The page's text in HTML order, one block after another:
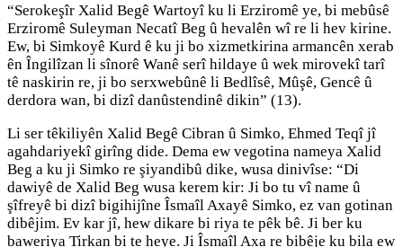
“Serokeşîr Xalid Begê Wartoyî ku li Erziromê ye, bi mebûsê
Erziromê Suleyman Necatî Beg û hevalên wî re li hev kirine.
Ew, bi Simkoyê Kurd ê ku ji bo xizmetkirina armancên xerab
ên Îngilîzan li sînorê Wanê serî hildaye û wek mirovekî tarî
tê naskirin re, ji bo serxwebûnê li Bedlîsê, Mûşê, Gencê û
derdora wan, bi dizî danûstendinê dikin” (13).
Li ser têkiliyên Xalid Begê Cibran û Simko, Ehmed Teqî jî
agahdariyekî girîng dide. Dema ew vegotina nameya Xalid
Beg a ku ji Simko re şiyandibû dike, wusa dinivîse: “Di
dawiyê de Xalid Beg wusa kerem kir: Ji bo tu vî name û
şîfreyê bi dizî bigihijîne Îsmaîl Axayê Simko, ez van gotinan
dibêjim. Ev kar jî, hew dikare bi riya te pêk bê. Ji ber ku
baweriya Tirkan bi te heye. Ji Îsmaîl Axa re bibêje ku bila ew